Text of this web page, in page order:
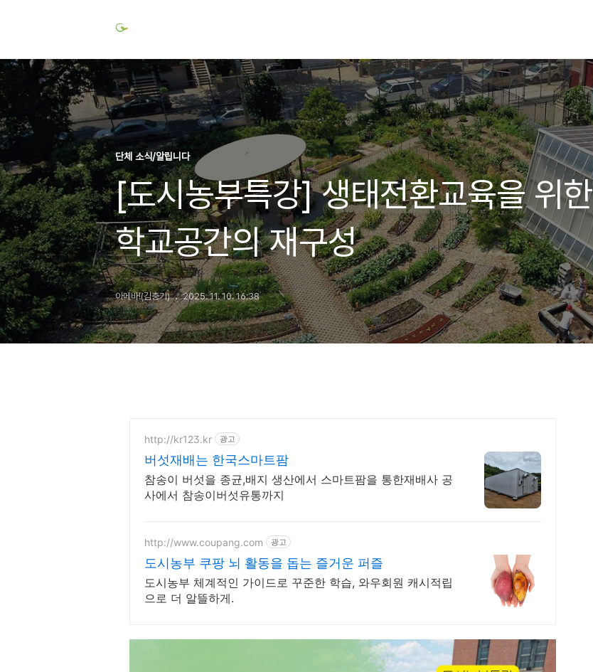
단체 소식/알립니다
[도시농부특강] 생태전환교육을 위한
학교공간의 재구성
아메바!(김충기) 2025. 11. 10. 16:38
http://kr123.kr 광고
버섯재배는 한국스마트팜
참송이 버섯을 종균,배지 생산에서 스마트팜을 통한재배사 공
사에서 참송이버섯유통까지
http://www.coupang.com 광고
도시농부 쿠팡 뇌 활동을 돕는 즐거운 퍼즐
도시농부 체계적인 가이드로 꾸준한 학습, 와우회원 캐시적립
으로 더 알뜰하게.